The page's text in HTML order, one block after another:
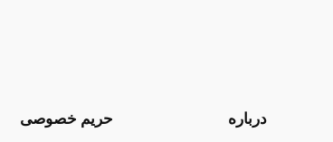
درباره حریم خصوصی